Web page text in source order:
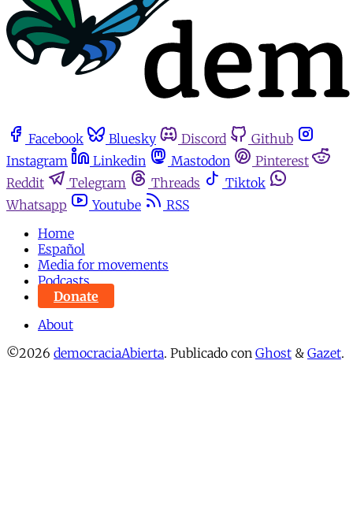
Facebook Bluesky Discord
Github
Instagram
Linkedin Mastodon
Pinterest
Reddit
Telegram Threads
Tiktok
Whatsapp
Youtube
RSS
Home
Español
Media for movements
Podcasts
Donate
About
©2026 democraciaAbierta. Publicado con Ghost & Gazet.